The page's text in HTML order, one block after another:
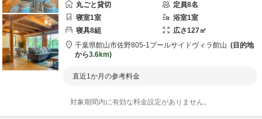
丸ごと貸切
定員8名
寝室1室 浴室1室
寝具8組 広さ127㎡
千葉県館山市佐野805-1プールサイドヴィラ館山
目的地
から3.6km
直近1か月の参考料金
対象期間内に有効な料金設定がありません。